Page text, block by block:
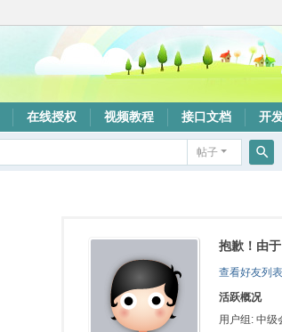
在线授权 视频教程 接口文档 开
帖子
抱歉！由
查看好友列表
活跃概况
用户组: 中级